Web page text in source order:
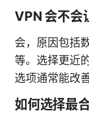
VPN 会不会
会，原因包括
等。选择更近
选项通常能改
如何选择最